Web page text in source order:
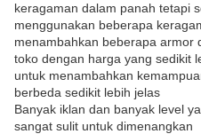
keragaman dalam panah tetapi
menggunakan beberapa
menambahkan beberapa armor
toko dengan harga yang sedikit
untuk menambahkan
berbeda sedikit lebih jelas
Banyak iklan dan banyak level
sangat sulit untuk dimenangkan